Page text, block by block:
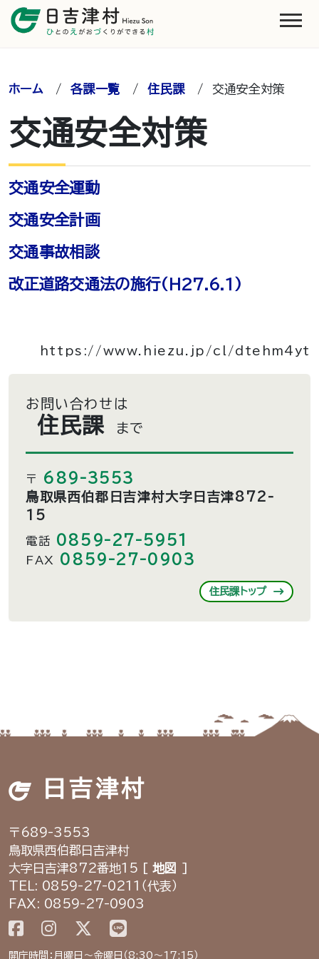
ホーム /各課一覧 /住民課/ 交通安全対策
交通安全対策
交通安全運動
交通安全計画
交通事故相談
改正道路交通法の施行(H27.6.1)
https://www.hiezu.jp/cl/dtehm4yt
お問い合わせは
住民課 まで
〒 689-3553
鳥取県西伯郡日吉津村大字日吉津872-
15
電話 0859-27-5951
FAX 0859-27-0903
住民課トップ
日吉津村
〒689-3553
鳥取県西伯郡日吉津村
大字日吉津872番地15 [ 地図
]
TEL: 0859-27-0211（代表）
FAX: 0859-27-0903
開庁時間：月曜日～金曜日（8:30～17:15）